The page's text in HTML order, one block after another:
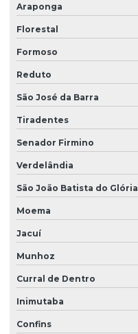
Araponga
Florestal
Formoso
Reduto
São José da Barra
Tiradentes
Senador Firmino
Verdelândia
São João Batista do Glória
Moema
Jacuí
Munhoz
Curral de Dentro
Inimutaba
Confins